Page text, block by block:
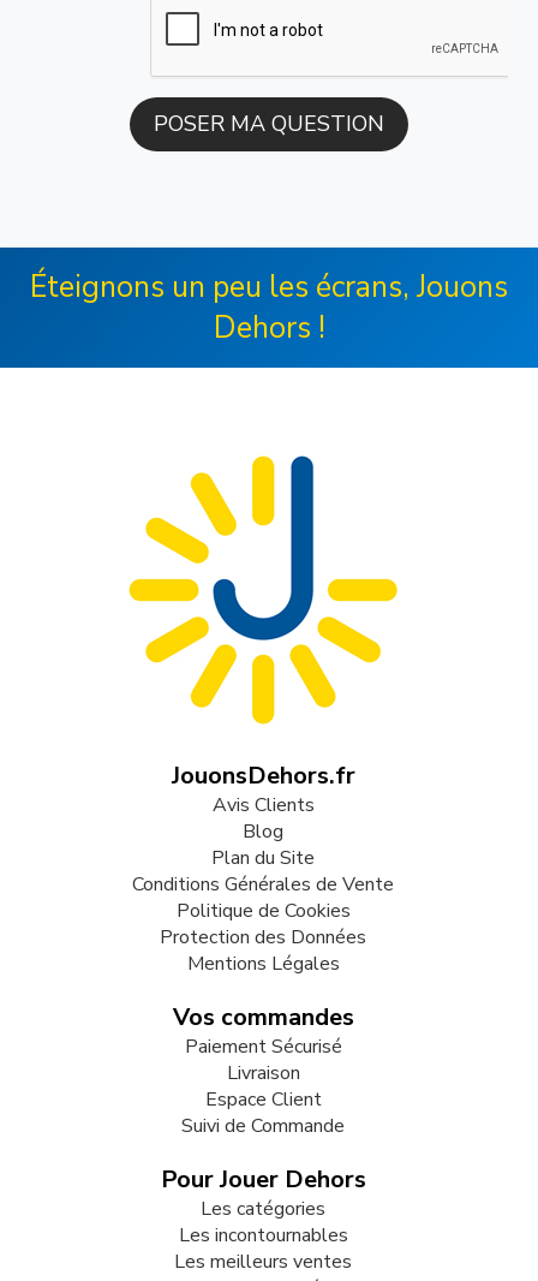
Éteignons un peu les écrans, Jouons
Dehors !
JouonsDehors.fr
Avis Clients
Blog
Plan du Site
Conditions Générales de Vente
Politique de Cookies
Protection des Données
Mentions Légales
Vos commandes
Paiement Sécurisé
Livraison
Espace Client
Suivi de Commande
Pour Jouer Dehors
Les catégories
Les incontournables
Les meilleurs ventes